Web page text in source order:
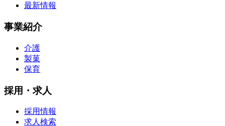
最新情報
事業紹介
介護
製菓
保育
採用・求人
採用情報
求人検索